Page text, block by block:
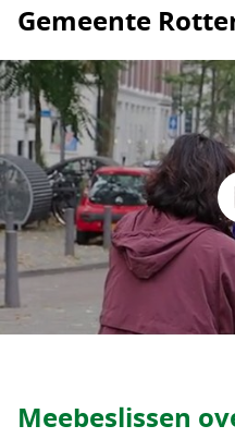
Gemeente
Meebeslissen